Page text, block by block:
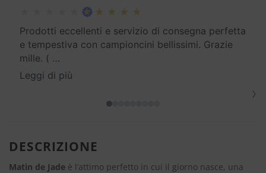
Prodotti eccellenti e servizio di consegna perfetta
e tempestiva con campioncini bellissimi. Grazie
mille. ( …
Leggi di più
›
DESCRIZIONE
Matin de Jade è l’attimo perfetto in cui il giorno nasce, una